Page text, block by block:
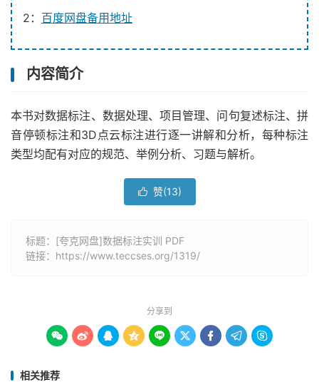
2： 百度网盘备用地址
内容简介
本书对数据标注、数据处理、项目管理、问句复述标注、拼
音停顿标注和3D点云标注进行逐一讲解和分析，每种标注
类型均配有对应的规范、举例分析、习题与解析。
 赞(13)
标题：[夸克网盘]数据标注实训 PDF
链接： https://www.teccses.org/1319/
分享到
        
相关推荐